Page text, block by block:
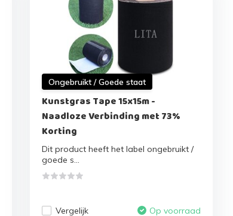
Ongebruikt / Goede staat
Kunstgras Tape 15x15m -
Naadloze Verbinding met 73%
Korting
Dit product heeft het label ongebruikt /
goede s...
Vergelijk Op voorraad